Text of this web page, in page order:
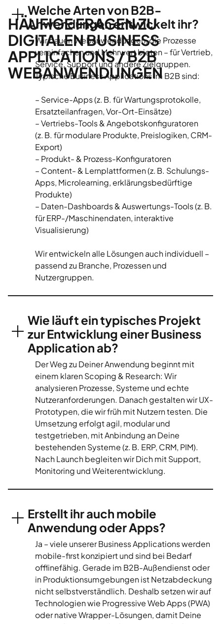
HÄUFIGE FRAGEN ZU
DIGITALEN BUSINESS
APPLICATIONS / B2B
WEBANWENDUNGEN
Welche Arten von B2B-
Anwendungen entwickelt ihr?
Wir bauen Webanwendungen, die Prozesse
vereinfachen und Mehrwert bieten – für Vertrieb,
Service, Support und andere Zielgruppen.
Typische Business Applications im B2B sind:
– Service-Apps (z. B. für Wartungsprotokolle,
Ersatzteilanfragen, Vor-Ort-Einsätze)
– Vertriebs-Tools & Angebotskonfiguratoren
(z. B. für modulare Produkte, Preislogiken, CRM-
Export)
– Produkt- & Prozess-Konfiguratoren
– Content- & Lernplattformen (z. B. Schulungs-
Apps, Microlearning, erklärungsbedürftige
Produkte)
– Daten-Dashboards & Auswertungs-Tools (z. B.
für ERP-/Maschinendaten, interaktive
Visualisierung)
Wir entwickeln alle Lösungen auch individuell –
passend zu Branche, Prozessen und
Nutzergruppen.
Wie läuft ein typisches Projekt
zur Entwicklung einer Business
Application ab?
Der Weg zu Deiner Anwendung beginnt mit
einem klaren Scoping & Research: Wir
analysieren Prozesse, Systeme und echte
Nutzeranforderungen. Danach gestalten wir UX-
Prototypen, die wir früh mit Nutzern testen. Die
Umsetzung erfolgt agil, modular und
testgetrieben, mit Anbindung an Deine
bestehenden Systeme (z. B. ERP, CRM, PIM).
Nach Launch begleiten wir Dich mit Support,
Monitoring und Weiterentwicklung.
Erstellt ihr auch mobile
Anwendung oder Apps?
Ja – viele unserer Business Applications werden
mobile-first konzipiert und sind bei Bedarf
offlinefähig. Gerade im B2B-Außendienst oder
in Produktionsumgebungen ist Netzabdeckung
nicht selbstverständlich. Deshalb setzen wir auf
Technologien wie Progressive Web Apps (PWA)
oder native Wrapper-Lösungen, damit Deine